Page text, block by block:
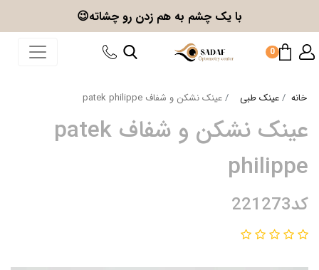
با یک چشم به هم زدن رو چشاته😉
0
خانه عینک طبی عینک نشکن و شفاف patek philippe
عینک نشکن و شفاف patek
philippe
کد221273